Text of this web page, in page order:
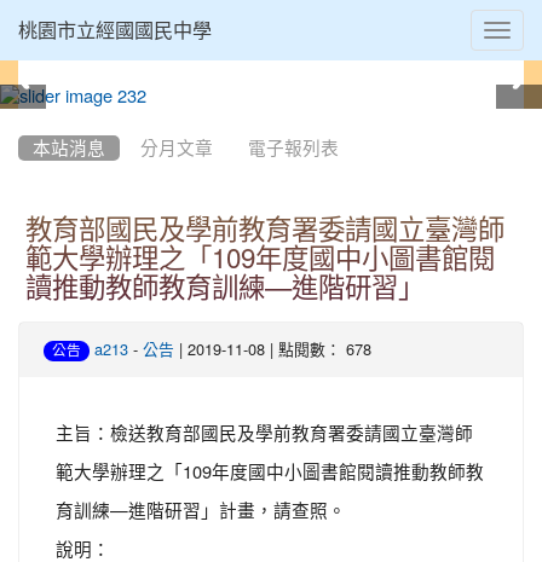
桃園市立經國國民中學
本站消息 分月文章 電子報列表
教育部國民及學前教育署委請國立臺灣師
範大學辦理之「109年度國中小圖書館閱
讀推動教師教育訓練—進階研習」
公告 a213 - 公告 | 2019-11-08 | 點閱數： 678
主旨：檢送教育部國民及學前教育署委請國立臺灣師
範大學辦理之「109年度國中小圖書館閱讀推動教師教
育訓練—進階研習」計畫，請查照。
說明：